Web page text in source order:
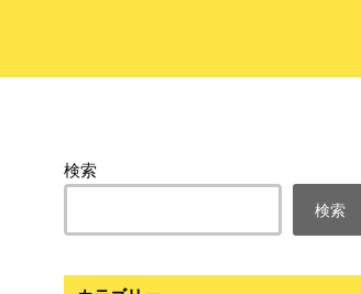
検索
検索